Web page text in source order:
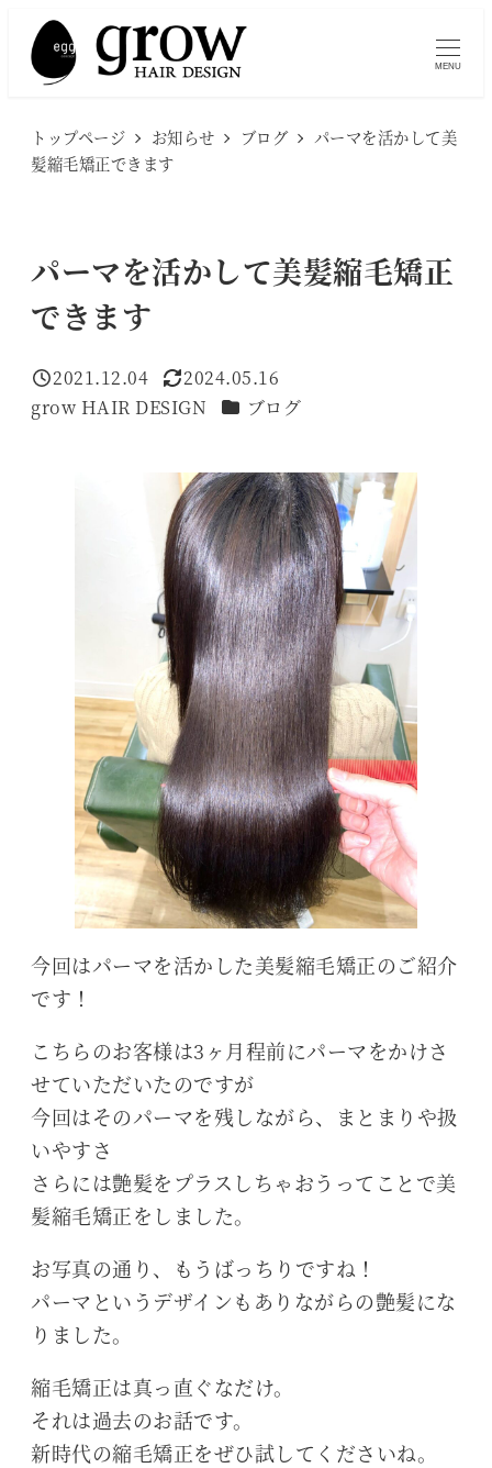
MENU
トップページ お知らせ ブログ
パーマを活かして美
髪縮毛矯正できます
パーマを活かして美髪縮毛矯正
できます
投稿日
2021.12.04
更新日
2024.05.16
著
grow HAIR DESIGN カテゴリー
ブログ
今回はパーマを活かした美髪縮毛矯正のご紹介
です！
こちらのお客様は3ヶ月程前にパーマをかけさ
せていただいたのですが
今回はそのパーマを残しながら、まとまりや扱
いやすさ
さらには艶髪をプラスしちゃおうってことで美
髪縮毛矯正をしました。
お写真の通り、もうばっちりですね！
パーマというデザインもありながらの艶髪にな
りました。
縮毛矯正は真っ直ぐなだけ。
それは過去のお話です。
新時代の縮毛矯正をぜひ試してくださいね。